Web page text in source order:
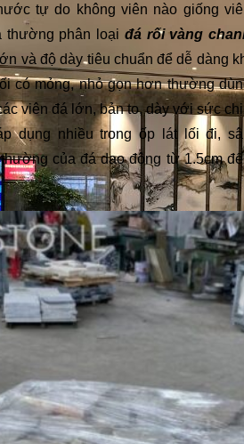
tự do không viên nào giống
thường phân loại đá rối vàng
và độ dày tiêu chuẩn để dễ dàng
có mỏng, nhỏ gọn hơn thường
viên đá lớn, bản to, dày với sức
dụng nhiều trong ốp lát lối đi,
của đá dao động từ 1.5cm